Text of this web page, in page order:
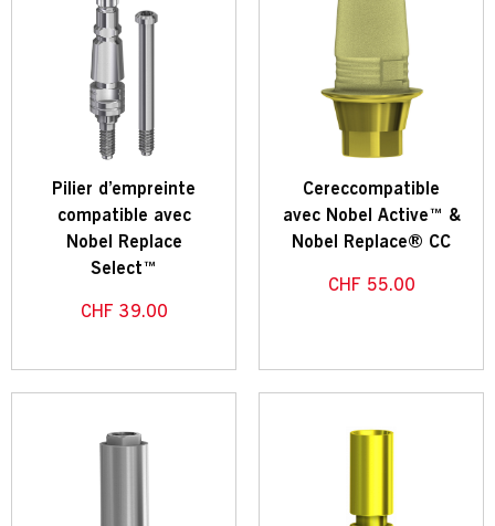
Pilier d’empreinte
compatible avec
Nobel Replace
Select™
CHF 39.00
Cereccompatible
avec Nobel Active™ &
Nobel Replace® CC
CHF 55.00